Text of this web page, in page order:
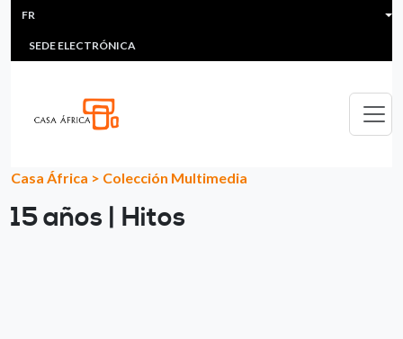
Aller au contenu principal
HEADER MENU
MULTIMEDIA
SEDE ELECTRÓNICA
FR
Casa África > Colección Multimedia
15 años | Hitos